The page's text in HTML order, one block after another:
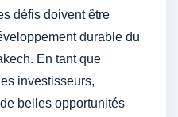
défis doivent être
durable du
En tant que
investisseurs,
belles opportunités